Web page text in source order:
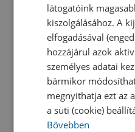
látogatóink
kiszolgálásához. A
elfogadásával
hozzájárul azok
személyes adatai
bármikor
megnyithatja ezt az
a süti (cookie)
Bővebben